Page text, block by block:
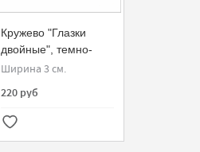
Кружево "Глазки
двойные", темно-
серое
Ширина 3 см.
220 руб